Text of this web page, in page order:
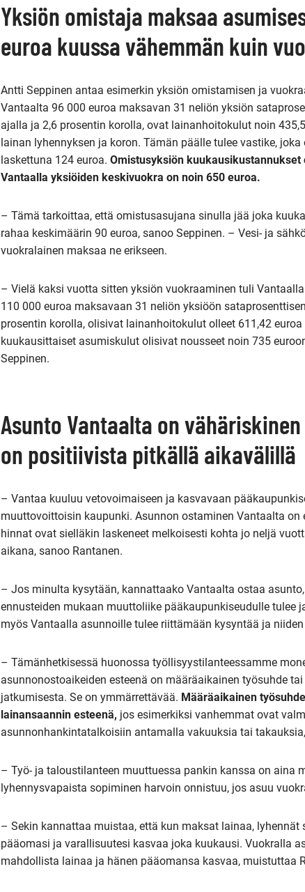
Yksiön omistaja maksaa
euroa kuussa vähemmän kuin
Antti Seppinen antaa esimerkin yksiön omistamisen ja
Vantaalta 96 000 euroa maksavan 31 neliön yksiön
ajalla ja 2,6 prosentin korolla, ovat lainanhoitokulut noin
lainan lyhennyksen ja koron. Tämän päälle tulee vastike,
laskettuna 124 euroa. Omistusyksiön
Vantaalla yksiöiden keskivuokra on noin 650 euroa.
– Tämä tarkoittaa, että omistusasujana sinulla jää joka
rahaa keskimäärin 90 euroa, sanoo Seppinen. – Vesi- ja
vuokralainen maksaa ne erikseen.
– Vielä kaksi vuotta sitten yksiön vuokraaminen tuli
110 000 euroa maksavaan 31 neliön yksiöön
prosentin korolla, olisivat lainanhoitokulut olleet 611,42
kuukausittaiset asumiskulut olisivat nousseet noin 735
Seppinen.
Asunto Vantaalta on
on positiivista pitkällä aikavälillä
– Vantaa kuuluu vetovoimaiseen ja kasvavaan
muuttovoittoisin kaupunki. Asunnon ostaminen Vantaalta on
hinnat ovat sielläkin laskeneet melkoisesti kohta jo neljä
aikana, sanoo Rantanen.
– Jos minulta kysytään, kannattaako Vantaalta ostaa
ennusteiden mukaan muuttoliike pääkaupunkiseudulle tulee
myös Vantaalla asunnoille tulee riittämään kysyntää ja
– Tämänhetkisessä huonossa työllisyystilanteessamme
asunnonostoaikeiden esteenä on määräaikainen työsuhde
jatkumisesta. Se on ymmärrettävää. Määräaikainen
lainansaannin esteenä, jos esimerkiksi vanhemmat ovat
asunnonhankintatalkoisiin antamalla vakuuksia tai
– Työ- ja taloustilanteen muuttuessa pankin kanssa on aina
lyhennysvapaista sopiminen harvoin onnistuu, jos asuu
– Sekin kannattaa muistaa, että kun maksat lainaa,
pääomasi ja varallisuutesi kasvaa joka kuukausi. Vuokralla
mahdollista lainaa ja hänen pääomansa kasvaa, muistuttaa